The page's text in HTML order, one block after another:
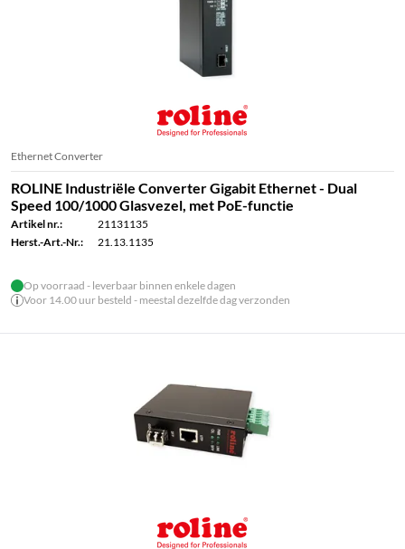
Ethernet Converter
ROLINE Industriële Converter Gigabit Ethernet - Dual
Speed ​​100/1000 Glasvezel, met PoE-functie
Artikel nr.:
21131135
Herst.-Art.-Nr.:
21.13.1135
Op voorraad - leverbaar binnen enkele dagen
Voor 14.00 uur besteld - meestal dezelfde dag verzonden